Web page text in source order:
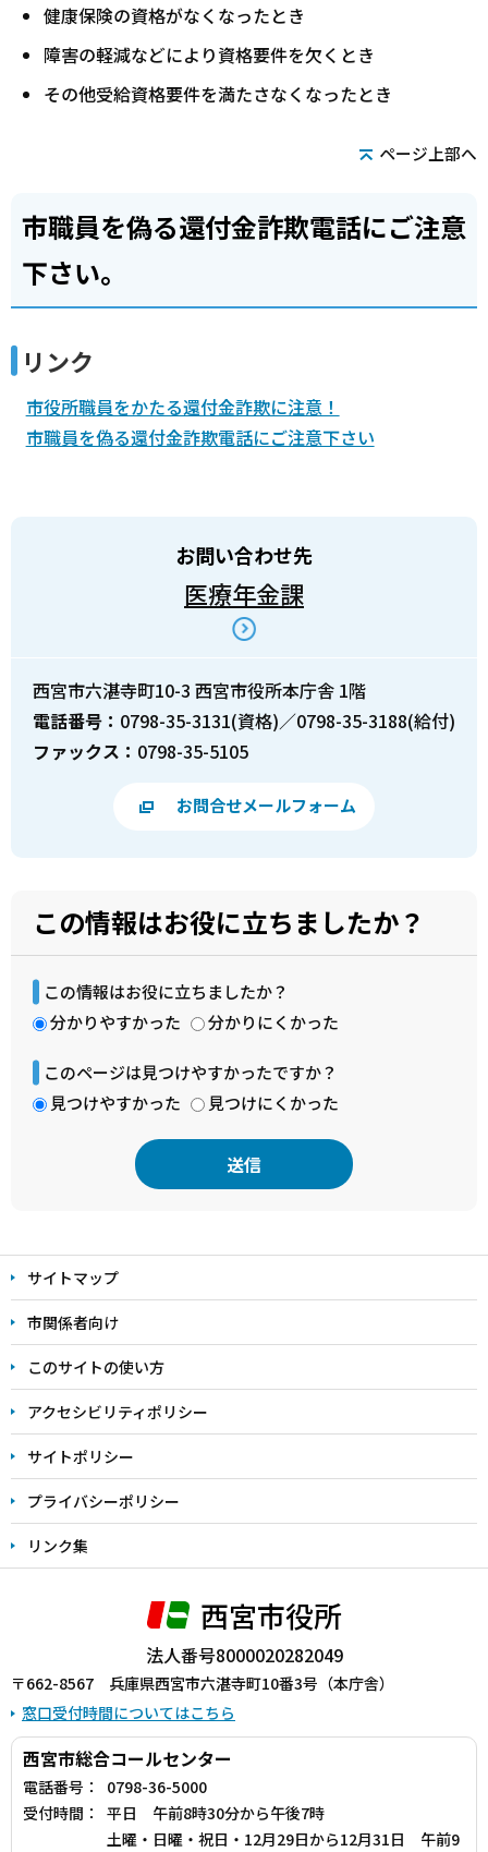
健康保険の資格がなくなったとき
障害の軽減などにより資格要件を欠くとき
その他受給資格要件を満たさなくなったとき
ページ上部へ
市職員を偽る還付金詐欺電話にご注意
下さい。
リンク
市役所職員をかたる還付金詐欺に注意！
市職員を偽る還付金詐欺電話にご注意下さい
お問い合わせ先
医療年金課
西宮市六湛寺町10-3 西宮市役所本庁舎 1階
電話番号： 0798-35-3131(資格)／0798-35-3188(給付)
ファックス： 0798-35-5105
お問合せメールフォーム
この情報はお役に立ちましたか？
この情報はお役に立ちましたか？
分かりやすかった
分かりにくかった
このページは見つけやすかったですか？
見つけやすかった
見つけにくかった
文
こ
こ
ま
で
サイトマップ
市関係者向け
このサイトの使い方
アクセシビリティポリシー
サイトポリシー
プライバシーポリシー
リンク集
西宮市役所
法人番号8000020282049
〒662-8567 兵庫県西宮市六湛寺町10番3号（本庁舎）
窓口受付時間についてはこちら
西宮市総合コールセンター
電話番号：
0798-36-5000
受付時間：
平日 午前8時30分から午後7時
土曜・日曜・祝日・12月29日から12月31日 午前9